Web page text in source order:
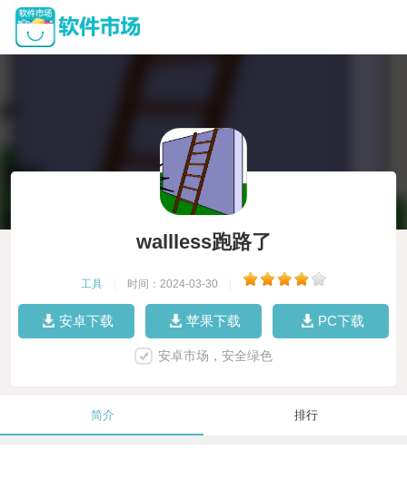
wallless跑路了
工具 时间：2024-03-30
安卓下载 苹果下载 PC下载
安卓市场，安全绿色
简介 排行